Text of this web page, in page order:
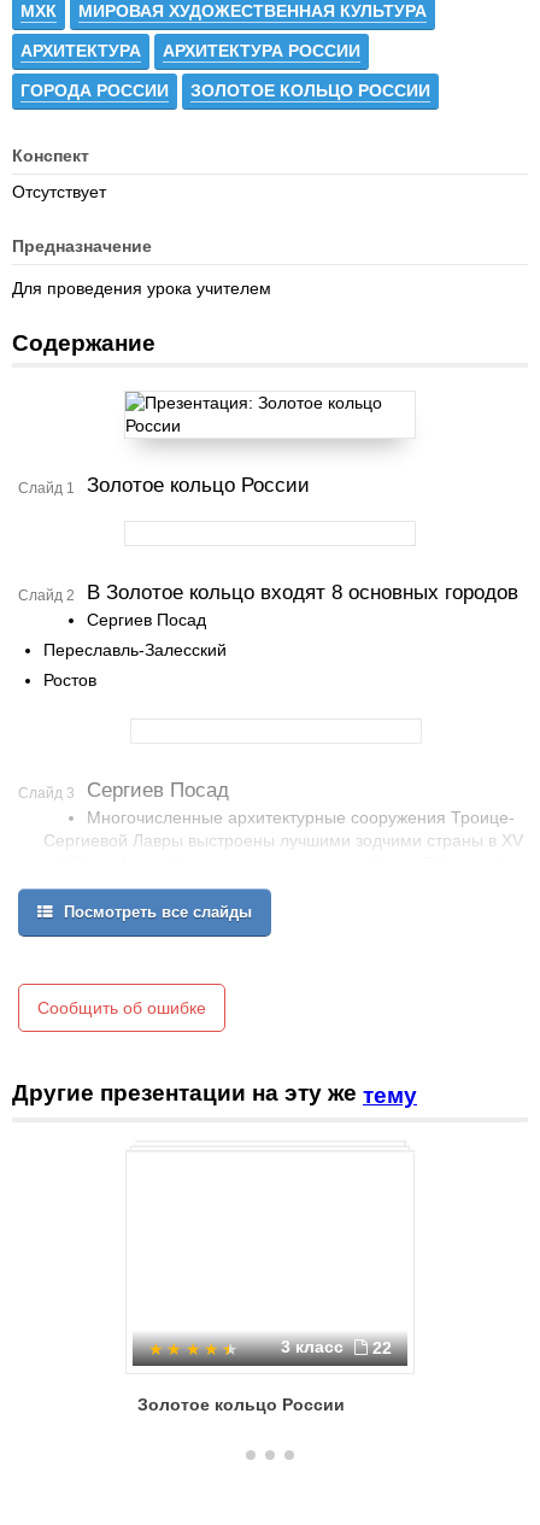
МХК МИРОВАЯ ХУДОЖЕСТВЕННАЯ КУЛЬТУРА
АРХИТЕКТУРА АРХИТЕКТУРА РОССИИ
ГОРОДА РОССИИ ЗОЛОТОЕ КОЛЬЦО РОССИИ
Конспект
Отсутствует
Предназначение
Для проведения урока учителем
Содержание
Слайд 1 Золотое кольцо России
Слайд 2 В Золотое кольцо входят 8 основных городов
Сергиев Посад
Переславль-Залесский
Ростов
Слайд 3 Сергиев Посад
Многочисленные архитектурные сооружения Троице-
Сергиевой Лавры выстроены лучшими зодчими страны в XV
различного назначения.
Троицкий собор Троице-Сергиевой лавры
Посмотреть все слайды
Сообщить об ошибке
Другие презентации на эту же тему
3 класс 22
Золотое кольцо России